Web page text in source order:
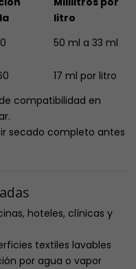
litro
50 ml a 33 ml
17 ml por litro
compatibilidad en
secado completo antes
hoteles, clínicas y
textiles lavables
por agua o vapor